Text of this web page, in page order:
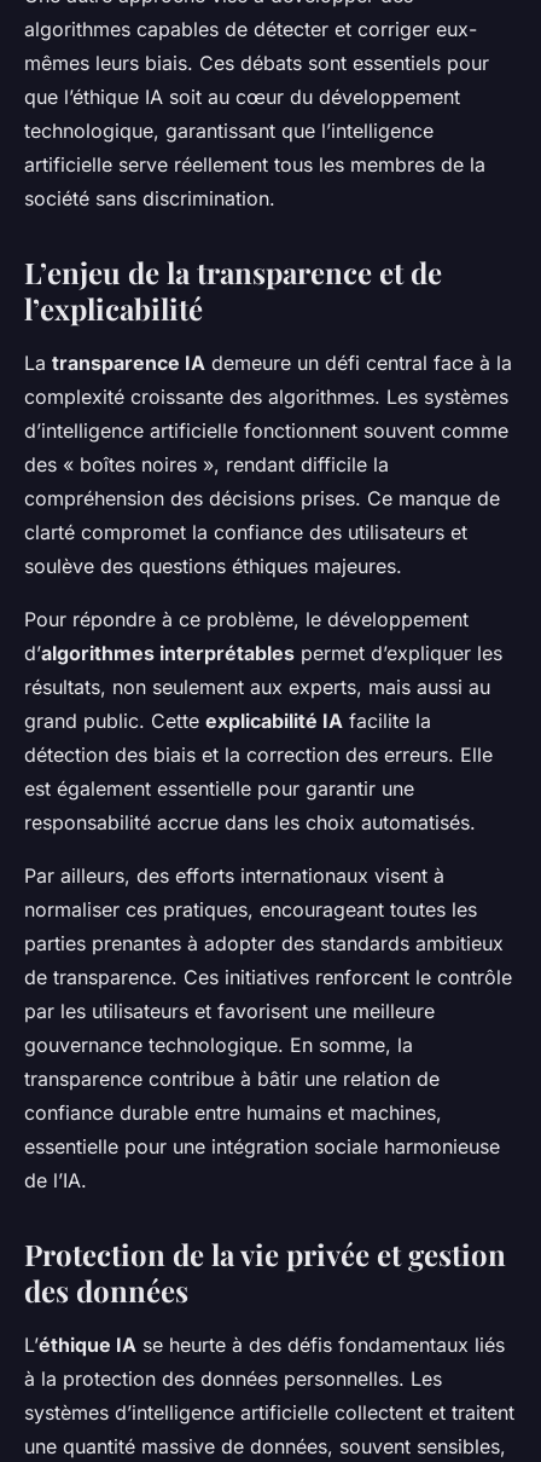
algorithmes capables de détecter et corriger eux-
mêmes leurs biais. Ces débats sont essentiels pour
que l’éthique IA soit au cœur du développement
technologique, garantissant que l’intelligence
artificielle serve réellement tous les membres de la
société sans discrimination.
L’enjeu de la transparence et de
l’explicabilité
La transparence IA demeure un défi central face à la
complexité croissante des algorithmes. Les systèmes
d’intelligence artificielle fonctionnent souvent comme
des « boîtes noires », rendant difficile la
compréhension des décisions prises. Ce manque de
clarté compromet la confiance des utilisateurs et
soulève des questions éthiques majeures.
Pour répondre à ce problème, le développement
d’algorithmes interprétables permet d’expliquer les
résultats, non seulement aux experts, mais aussi au
grand public. Cette explicabilité IA facilite la
détection des biais et la correction des erreurs. Elle
est également essentielle pour garantir une
responsabilité accrue dans les choix automatisés.
Par ailleurs, des efforts internationaux visent à
normaliser ces pratiques, encourageant toutes les
parties prenantes à adopter des standards ambitieux
de transparence. Ces initiatives renforcent le contrôle
par les utilisateurs et favorisent une meilleure
gouvernance technologique. En somme, la
transparence contribue à bâtir une relation de
confiance durable entre humains et machines,
essentielle pour une intégration sociale harmonieuse
de l’IA.
Protection de la vie privée et gestion
des données
L’éthique IA se heurte à des défis fondamentaux liés
à la protection des données personnelles. Les
systèmes d’intelligence artificielle collectent et traitent
une quantité massive de données, souvent sensibles,